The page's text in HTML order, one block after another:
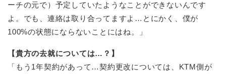
ーチの元で）予定していたようなことができないんです
よ。でも、連絡は取り合ってますよ…とにかく、僕が
100%の状態にならないことにはね。」
【貴方の去就については…？】
「もう1年契約があって…契約更改については、KTM側が